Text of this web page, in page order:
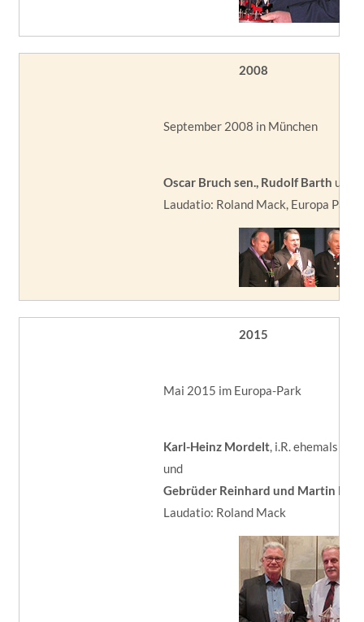
2008
September 2008 in München
Oscar Bruch sen., Rudolf Barth und
Laudatio: Roland Mack, Europa Park
2015
Mai 2015 im Europa-Park
Karl-Heinz Mordelt, i.R. ehemals
und
Gebrüder Reinhard und Martin
Laudatio: Roland Mack